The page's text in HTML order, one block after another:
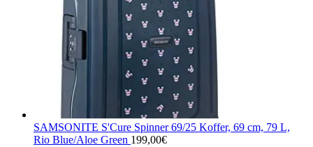
SAMSONITE S'Cure Spinner 69/25 Koffer, 69 cm, 79 L,
Rio Blue/Aloe Green 199,00€